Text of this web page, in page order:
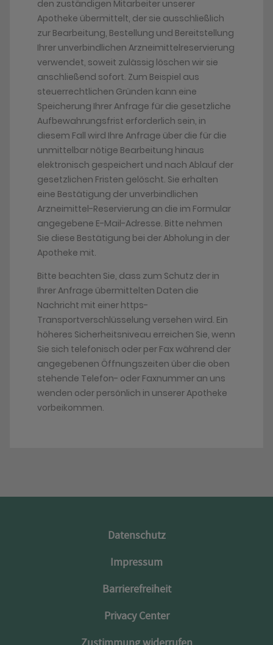
den zuständigen Mitarbeiter unserer
Apotheke übermittelt, der sie ausschließlich
zur Bearbeitung, Bestellung und Bereitstellung
Ihrer unverbindlichen Arzneimittelreservierung
verwendet, soweit zulässig löschen wir sie
anschließend sofort. Zum Beispiel aus
steuerrechtlichen Gründen kann eine
Speicherung Ihrer Anfrage für die gesetzliche
Aufbewahrungsfrist erforderlich sein, in
diesem Fall wird Ihre Anfrage über die für die
unmittelbar nötige Bearbeitung hinaus
elektronisch gespeichert und nach Ablauf der
gesetzlichen Fristen gelöscht. Sie erhalten
eine Bestätigung der unverbindlichen
Arzneimittel-Reservierung an die im Formular
angegebene E-Mail-Adresse. Bitte nehmen
Sie diese Bestätigung bei der Abholung in der
Apotheke mit.
Bitte beachten Sie, dass zum Schutz der in
Ihrer Anfrage übermittelten Daten die
Nachricht mit einer https-
Transportverschlüsselung versehen wird. Ein
höheres Sicherheitsniveau erreichen Sie, wenn
Sie sich telefonisch oder per Fax während der
angegebenen Öffnungszeiten über die oben
stehende Telefon- oder Faxnummer an uns
wenden oder persönlich in unserer Apotheke
vorbeikommen.
Datenschutz
Impressum
Barrierefreiheit
Privacy Center